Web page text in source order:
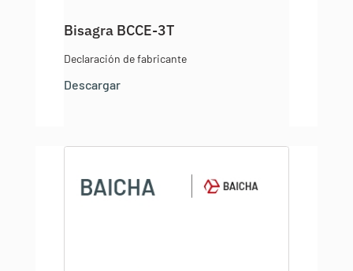
Bisagra BCCE-3T
Declaración de fabricante
Descargar